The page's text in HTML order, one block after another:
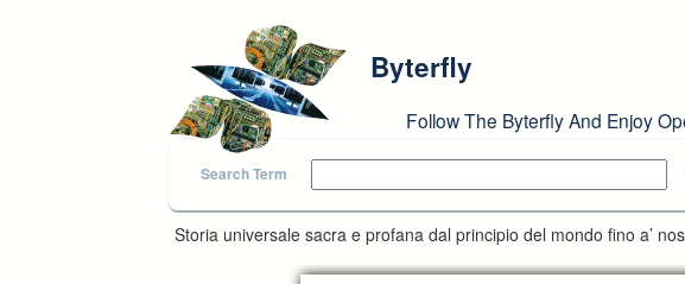
Byterfly
Follow The Byterfly And Enjoy
Search Term
Storia universale sacra e profana dal principio del mondo fino a’